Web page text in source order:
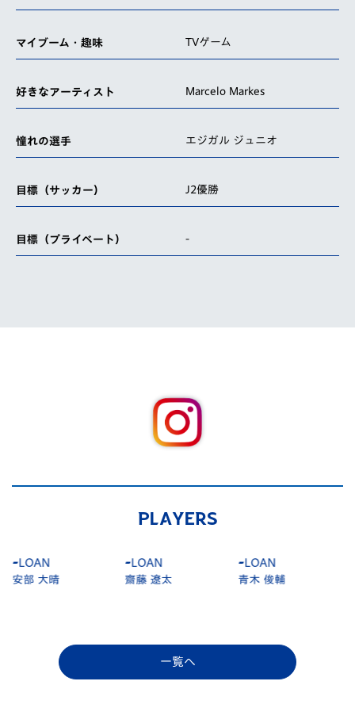
マイブーム・趣味 TVゲーム
好きなアーティスト Marcelo Markes
憧れの選手 エジガル ジュニオ
目標（サッカー） J2優勝
目標（プライベート） -
PLAYERS
-LOAN
安部 大晴
-LOAN
齋藤 遼太
-LOAN
青木 俊輔
一覧へ